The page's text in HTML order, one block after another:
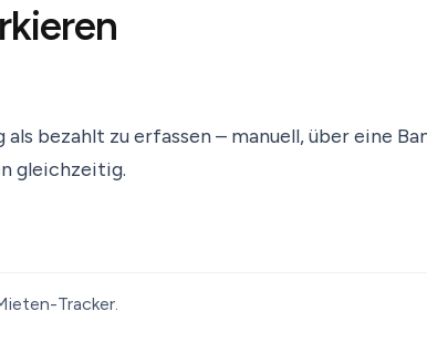
bezahlt zu erfassen – manuell, über eine
gleichzeitig.
Tracker.